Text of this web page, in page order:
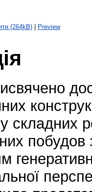
(264kB)| Preview
складних
побудов